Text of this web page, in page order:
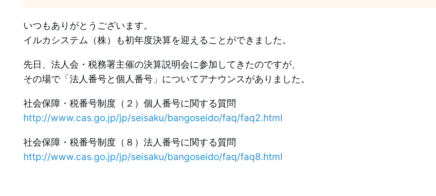
いつもありがとうございます。
イルカシステム（株）も初年度決算を迎えることができました。
先日、法人会・税務署主催の決算説明会に参加してきたのですが、
その場で「法人番号と個人番号」についてアナウンスがありました。
社会保障・税番号制度（２）個人番号に関する質問
http://www.cas.go.jp/jp/seisaku/bangoseido/faq/faq2.html
社会保障・税番号制度（８）法人番号に関する質問
http://www.cas.go.jp/jp/seisaku/bangoseido/faq/faq8.html